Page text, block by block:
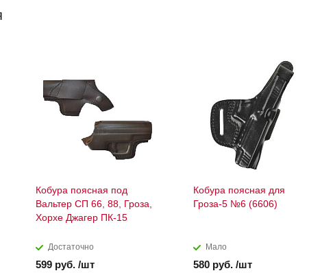
Кобура поясная под
Вальтер СП 66, 88, Гроза,
Хорхе Джагер ПК-15
Достаточно
599 руб. /шт
Кобура поясная для
Гроза-5 №6 (6606)
Мало
580 руб. /шт